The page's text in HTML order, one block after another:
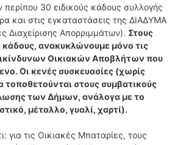
περίπου 30 ειδικούς κάδους συλλογής
και στις εγκαταστάσεις της ΔΙΑΔΥΜΑ
Διαχείρισης Απορριμμάτων). Στους
κάδους, ανακυκλώνουμε μόνο τις
Οικιακών Αποβλήτων που
Οι κενές συσκευασίες (χωρίς
τοποθετούνται στους συμβατικούς
των Δήμων, ανάλογα με το
μέταλλο, γυαλί, χαρτί).
για τις Οικιακές Μπαταρίες, τους